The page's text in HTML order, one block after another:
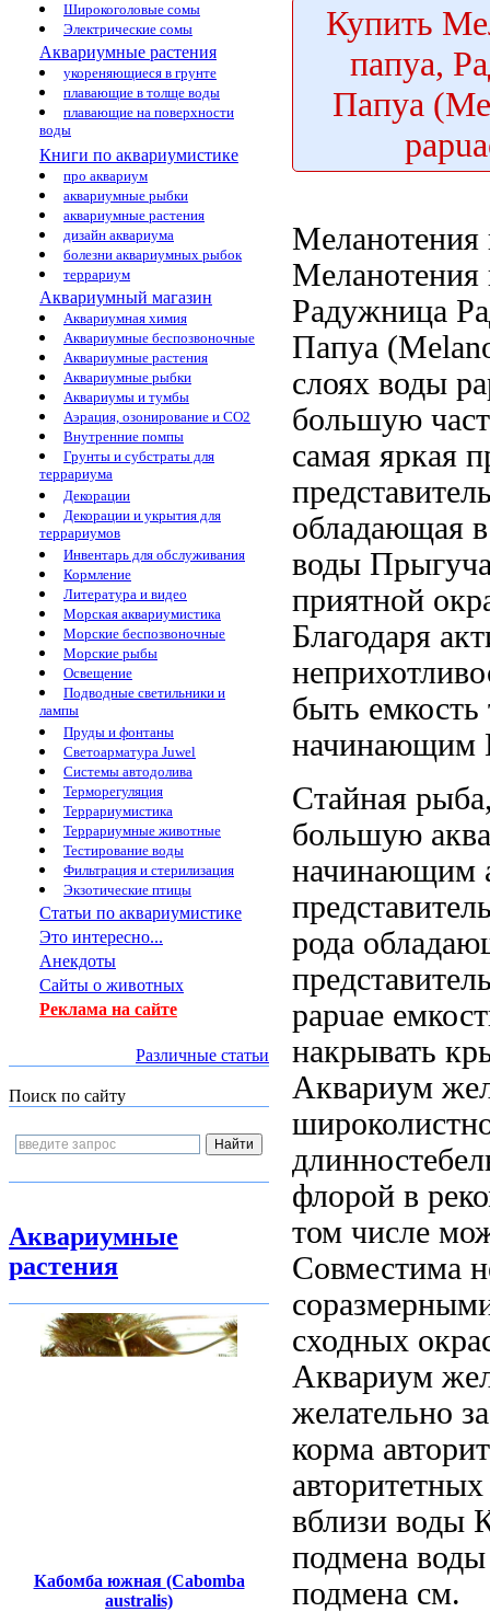
Широкоголовые сомы
Электрические сомы
Аквариумные растения
укореняющиеся в грунте
плавающие в толще воды
плавающие на поверхности
воды
Книги по аквариумистике
про аквариум
аквариумные рыбки
аквариумные растения
дизайн аквариума
болезни аквариумных рыбок
террариум
Аквариумный магазин
Аквариумная химия
Аквариумные беспозвоночные
Аквариумные растения
Аквариумные рыбки
Аквариумы и тумбы
Аэрация, озонирование и CO2
Внутренние помпы
Грунты и субстраты для
террариума
Декорации
Декорации и укрытия для
террариумов
Инвентарь для обслуживания
Кормление
Литература и видео
Морская аквариумистика
Морские беспозвоночные
Морские рыбы
Освещение
Подводные светильники и
лампы
Пруды и фонтаны
Светоарматура Juwel
Системы автодолива
Терморегуляция
Террариумистика
Террариумные животные
Тестирование воды
Фильтрация и стерилизация
Экзотические птицы
Статьи по аквариумистике
Это интересно...
Анекдоты
Сайты о животных
Реклама на сайте
Различные статьи
Поиск по сайту
Аквариумные
растения
Кабомба южная (Cabomba
australis)
Купить
папуа,
Папуа
Меланотения
Меланотения
Радужница
Папуа
слоях воды
большую
самая яркая
обладающая
воды
приятной
Благодаря
быть емкость
начинающим
Стайная
большую
начинающим
рода
papuae
накрывать
Аквариум
флорой в
том числе
Совместима
сходных
Аквариум
желательно
корма
вблизи воды
подмена
подмена см.